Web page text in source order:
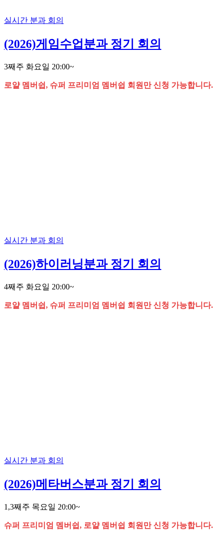
실시간 분과 회의
(2026)게임수업분과 정기 회의
3째주 화요일 20:00~
로얄 멤버쉽, 슈퍼 프리미엄 멤버쉽 회원만 신청 가능합니다.
실시간 분과 회의
(2026)하이러닝분과 정기 회의
4째주 화요일 20:00~
로얄 멤버쉽, 슈퍼 프리미엄 멤버쉽 회원만 신청 가능합니다.
실시간 분과 회의
(2026)메타버스분과 정기 회의
1,3째주 목요일 20:00~
슈퍼 프리미엄 멤버쉽, 로얄 멤버쉽 회원만 신청 가능합니다.